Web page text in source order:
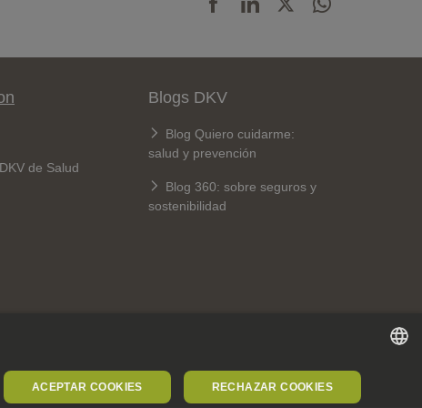
de Salud
Blogs DKV
Blog Quiero cuidarme:
salud y prevención
Blog 360: sobre seguros y
sostenibilidad
ACEPTAR COOKIES RECHAZAR COOKIES